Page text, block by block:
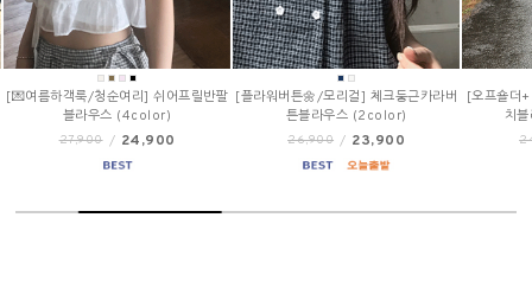
[플라워버튼🌼/모리걸] 체크둥근카라버
튼블라우스 (2color)
26,900 / 23,900
[오프숄더+반팔/에겐녀🤍] 도트스크런
치블라우스set (3color)
24,900 / 21,900
[여리핏☘/